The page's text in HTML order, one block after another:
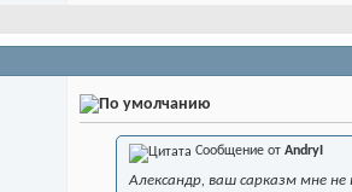
Сообщение от AndryI
Александр, ваш сарказм мне не